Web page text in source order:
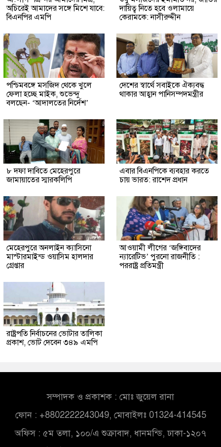
অচিরেই আমাদের সঙ্গে মিশে যাবে:
বিএনপির এমপি
দায়িত্ব নিতে হবে ওলামায়ে
কেরামকে: নাসীরুদ্দীন
পশ্চিমবঙ্গে মসজিদ থেকে খুলে
ফেলা হচ্ছে মাইক, শুভেন্দু
বলছেন- ‘আদালতের নির্দেশ’
দেশের স্বার্থে সবাইকে ঐক্যবদ্ধ
থাকার আহ্বান পানিসম্পদমন্ত্রীর
৮ দফা দাবিতে মেহেরপুরে
জামায়াতের স্মারকলিপি
এবার বিএনপিকে ব্যবহার করতে
চায় ভারত: রাশেদ প্রধান
মেহেরপুরে অনলাইন ক্যাসিনো
মাস্টারমাইন্ড ওয়াসিম হালদার
গ্রেপ্তার
আওয়ামী লীগের ‘জঙ্গিবাদের
ন্যারেটিভ’ পুরনো রাজনীতি :
পররাষ্ট্র প্রতিমন্ত্রী
রাষ্ট্রপতি নির্বাচনের ভোটার তালিকা
প্রকাশ, ভোট দেবেন ৩৪৯ এমপি
সম্পাদক ও প্রকাশক : মোঃ জুয়েল রানা
ফোন : +8802222243049, মোবাইলঃ 01324-414545
অফিস : ৫ম তলা, ১০০/এ শুক্রাবাদ, ধানমন্ডি, ঢাকা-১২০৭